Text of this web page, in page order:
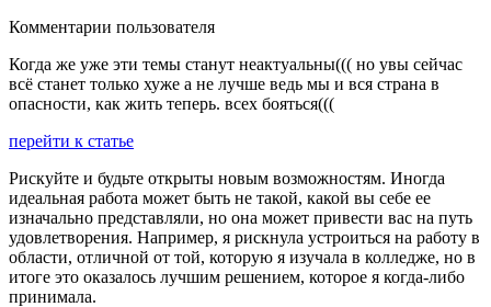
Комментарии пользователя
Когда же уже эти темы станут неактуальны((( но увы сейчас
всё станет только хуже а не лучше ведь мы и вся страна в
опасности, как жить теперь. всех бояться(((
перейти к статье
Рискуйте и будьте открыты новым возможностям. Иногда
идеальная работа может быть не такой, какой вы себе ее
изначально представляли, но она может привести вас на путь
удовлетворения. Например, я рискнула устроиться на работу в
области, отличной от той, которую я изучала в колледже, но в
итоге это оказалось лучшим решением, которое я когда-либо
принимала.